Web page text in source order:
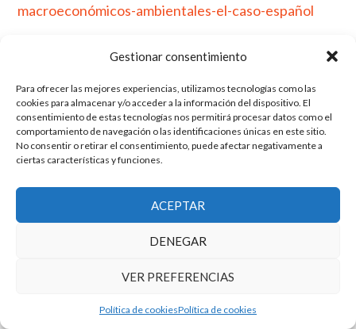
Gestionar consentimiento
Para ofrecer las mejores experiencias, utilizamos tecnologías como las
cookies para almacenar y/o acceder a la información del dispositivo. El
consentimiento de estas tecnologías nos permitirá procesar datos como el
comportamiento de navegación o las identificaciones únicas en este sitio.
No consentir o retirar el consentimiento, puede afectar negativamente a
ciertas características y funciones.
ACEPTAR
DENEGAR
VER PREFERENCIAS
Política de cookiesPolítica de cookies
macroeconómicos-ambientales-el-caso-español
El grupo de investigación en Economía Pública cuenta con financiación
del Gobierno de Aragón
Copyright © 2025 ·Monta tu Blog· construido con el framework
Genesis|Login
Cookies
Copyright © 2025 ·Tema para economía públicaenGenesis Framework
WordPress·Acceder